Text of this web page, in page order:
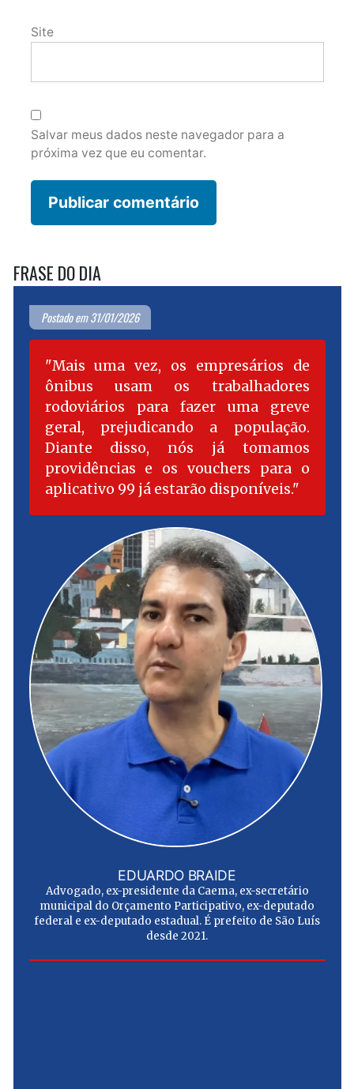
Site
Salvar meus dados neste navegador para a
próxima vez que eu comentar.
FRASE DO DIA
Postado em 31/01/2026
Mais uma vez, os empresários de
ônibus usam os trabalhadores
rodoviários para fazer uma greve
geral, prejudicando a população.
Diante disso, nós já tomamos
providências e os vouchers para o
aplicativo 99 já estarão disponíveis.
EDUARDO BRAIDE
Advogado, ex-presidente da Caema, ex-secretário
municipal do Orçamento Participativo, ex-deputado
federal e ex-deputado estadual. É prefeito de São Luís
desde 2021.